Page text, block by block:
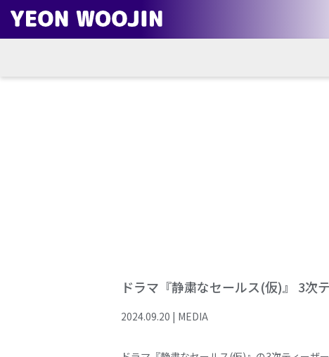
ドラマ『静粛なセールス(仮)』 3次
2024.09.20 | MEDIA